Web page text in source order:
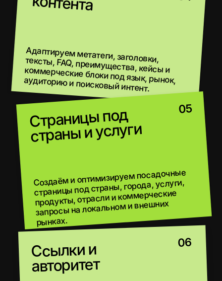
страницам.
КОМПАНИЙ ИЗ УЗБЕКИСТАНА
От анализа локального и внешних рынков до
структуры сайта, языковых версий, hreflang,
локальной семантики, контента, ссылок и
роста органического трафика.